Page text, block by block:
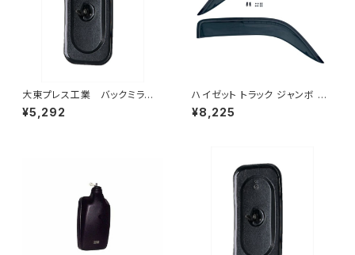
大東プレス工業 バックミラーH
400 ｺﾊﾞﾝ L005 黒 J08
330×170 DI-8B
¥5,292
ハイゼット トラック ジャンボ S5
00P S510P S500 S510 系 ワ
イド ドアバイザー止め具付ピク
¥8,225